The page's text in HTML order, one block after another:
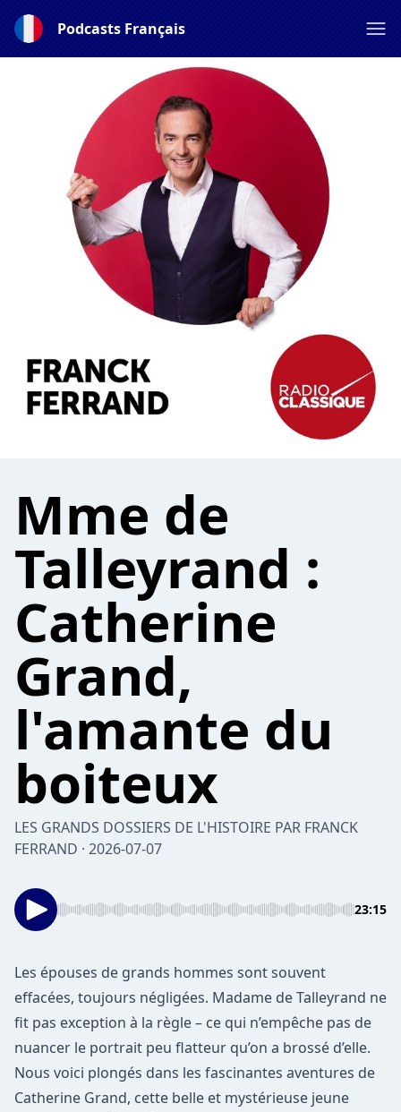
Podcasts Français
Mme de
Talleyrand :
Catherine
Grand,
l'amante du
boiteux
LES GRANDS DOSSIERS DE L'HISTOIRE PAR FRANCK
FERRAND · 2026-07-07
23:15
Les épouses de grands hommes sont souvent
effacées, toujours négligées. Madame de Talleyrand ne
fit pas exception à la règle – ce qui n’empêche pas de
nuancer le portrait peu flatteur qu’on a brossé d’elle.
Nous voici plongés dans les fascinantes aventures de
Catherine Grand, cette belle et mystérieuse jeune